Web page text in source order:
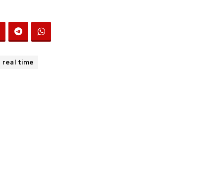
real time